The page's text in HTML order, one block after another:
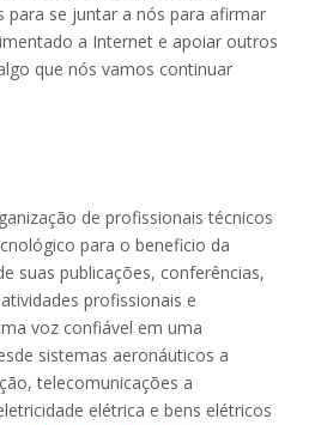
para se juntar a nós para afirmar
a Internet e apoiar outros
que nós vamos continuar
de profissionais técnicos
para o beneficio da
suas publicações, conferências,
profissionais e
voz confiável em uma
sistemas aeronáuticos a
telecomunicações a
elétrica e bens elétricos